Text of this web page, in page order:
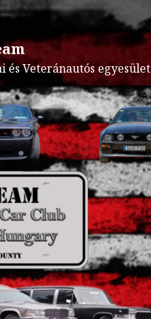
Veteránautós egyesület